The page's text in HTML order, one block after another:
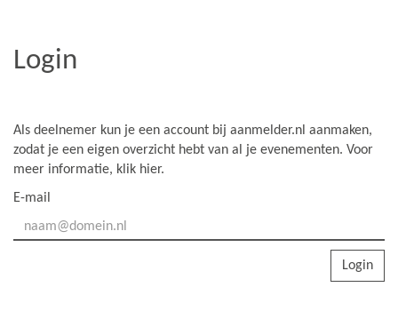
Login
Als deelnemer kun je een account bij aanmelder.nl aanmaken,
zodat je een eigen overzicht hebt van al je evenementen. Voor
meer informatie, klik hier.
E-mail
Login